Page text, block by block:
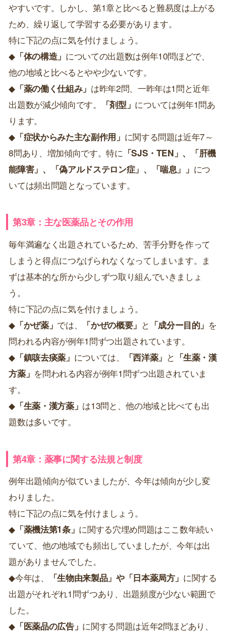
やすいです。しかし、第1章と比べると難易度は上がる
ため、繰り返して学習する必要があります。
特に下記の点に気を付けましょう。
◆ 「体の構造」 についての出題数は例年10問ほどで、
他の地域と比べるとやや少ないです。
◆ 「薬の働く仕組み」 は昨年2問、一昨年は1問と近年
出題数が減少傾向です。
「剤型」 については例年1問あ
ります。
◆ 「症状からみた主な副作用」 に関する問題は近年7～
8問あり、増加傾向です。特に 「SJS・TEN」、「肝機
能障害」、「偽アルドステロン症」、「喘息」」 につ
いては頻出問題となっています。
第3章：主な医薬品とその作用
毎年満遍なく出題されているため、苦手分野を作って
しまうと得点につなげられなくなってしまいます。ま
ずは基本的な所から少しずつ取り組んでいきましょ
う。
特に下記の点に気を付けましょう。
◆ 「かぜ薬」 では、 「かぜの概要」 と 「成分ー目的」 を
問われる内容が例年1問ずつ出題されています。
◆ 「鎮咳去痰薬」 については、 「西洋薬」 と 「生薬・漢
方薬」 を問われる内容が例年1問ずつ出題されていま
す。
◆ 「生薬・漢方薬」 は13問と、他の地域と比べても出
題数は多いです。
第4章：薬事に関する法規と制度
例年出題傾向が似ていましたが、今年は傾向が少し変
わりました。
特に下記の点に気を付けましょう。
◆ 「薬機法第1条」 に関する穴埋め問題はここ数年続い
ていて、他の地域でも頻出していましたが、今年は出
題がありませんでした。
◆今年は、
「生物由来製品」や「日本薬局方」 に関する
出題がそれぞれ1問ずつあり、出題頻度が少ない範囲で
した。
◆ 「医薬品の広告」 に関する問題は近年2問ほどあり、